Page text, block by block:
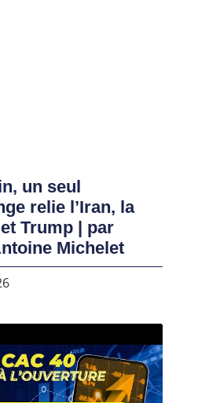
un seul
relie l’Iran, la
Trump | par
Michelet